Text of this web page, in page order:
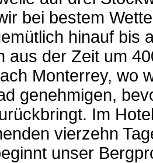
bei bestem
hinauf bis
aus der Zeit um
Monterrey, wo
genehmigen,
Im
vierzehn
unser